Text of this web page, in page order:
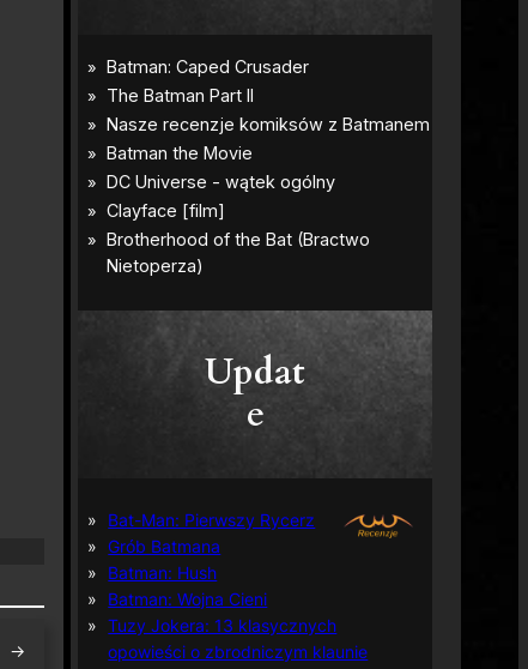
→
Updat
e
Bat-Man: Pierwszy Rycerz
Grób Batmana
Batman: Hush
Batman: Wojna Cieni
Tuzy Jokera: 13 klasycznych
opowieści o zbrodniczym klaunie